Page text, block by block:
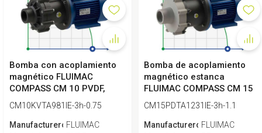
Bomba con acoplamiento
magnético FLUIMAC
COMPASS CM 10 PVDF,
0,75 kW, 380V
CM10KVTA981IE-3h-0.75
Manufacturero FLUIMAC
Bomba de acoplamiento
magnético estanca
FLUIMAC COMPASS CM 15
PP para product...
CM15PDTA1231IE-3h-1.1
Manufacturero FLUIMAC